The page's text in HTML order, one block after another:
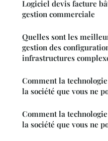
Logiciel devis facture
gestion commerciale
Quelles sont les
gestion des
infrastructures
Comment la
la société que vous ne
Comment la
la société que vous ne